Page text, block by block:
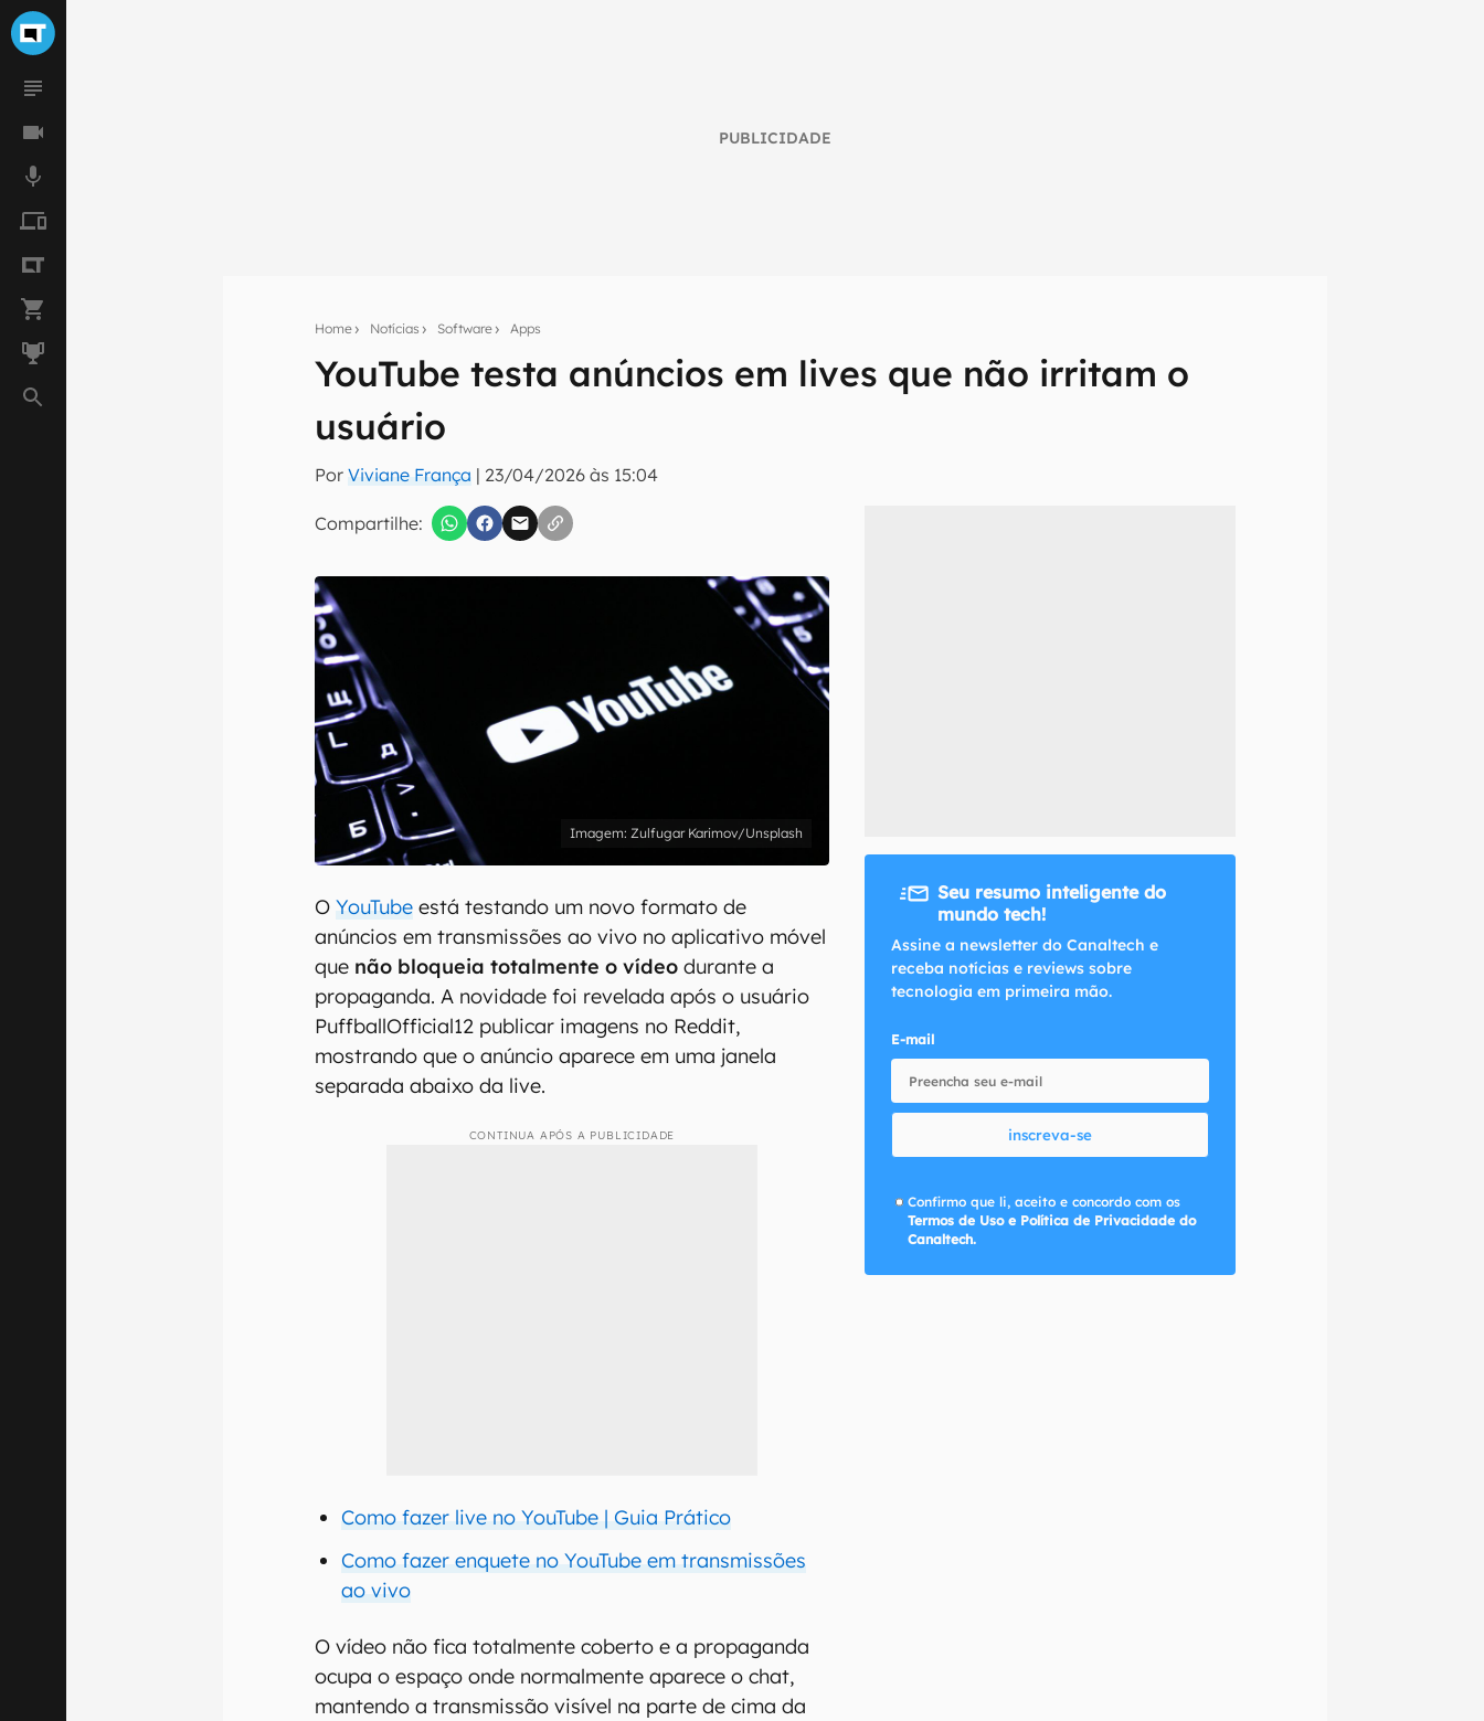
PUBLICIDADE
Home Notícias Software Apps
YouTube testa anúncios em lives que não irritam o
usuário
PorViviane França | 23/04/2026 às 15:04
Compartilhe:
Seu resumo inteligente do mundo tech!
Assine a newsletter do Canaltech e receba notícias e reviews sobre tecnologia em primeira
Termos de Uso e Política de Privacidade do Canaltech.
Zulfugar Karimov/Unsplash
OYouTube está testando um novo formato de
anúncios em transmissões ao vivo no aplicativo móvel
que não bloqueia totalmente o vídeo durante a
propaganda. A novidade foi revelada após o usuário
PuffballOfficial12 publicar imagens no Reddit,
mostrando que o anúncio aparece em uma janela
separada abaixo da live.
CONTINUA APÓS A PUBLICIDADE
Como fazer live no YouTube | Guia Prático
Como fazer enquete no YouTube em transmissões
ao vivo
O vídeo não fica totalmente coberto e a propaganda
ocupa o espaço onde normalmente aparece o chat,
mantendo a transmissão visível na parte de cima da
Seu resumo inteligente do
mundo tech!
Assine a newsletter do Canaltech e
receba notícias e reviews sobre
tecnologia em primeira mão.
E-mail
inscreva-se
Confirmo que li, aceito e concordo com os
Termos de Uso e Política de Privacidade do
Canaltech.